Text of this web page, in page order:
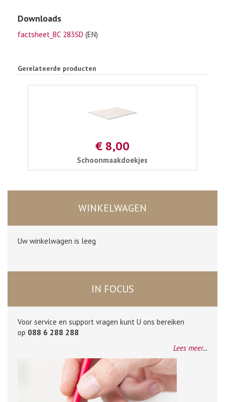
Downloads
factsheet_BC 283SD (EN)
Gerelateerde producten
€ 8,00
Schoonmaakdoekjes
WINKELWAGEN
Uw winkelwagen is leeg
IN FOCUS
Voor service en support vragen kunt U ons bereiken
op 088 6 288 288
Lees meer...